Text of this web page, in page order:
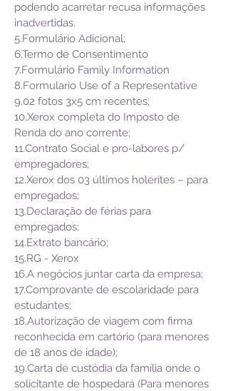
podendo acarretar recusa informações
inadvertidas.
5.Formulário Adicional;
6.Termo de Consentimento
7.Formulário Family Information
8.Formulario Use of a Representative
9.02 fotos 3x5 cm recentes;
10.Xerox completa do Imposto de
Renda do ano corrente;
11.Contrato Social e pro-labores p/
empregadores;
12.Xerox dos 03 últimos holerites – para
empregados;
13.Declaração de férias para
empregados;
14.Extrato bancário;
15.RG - Xerox
16.A negócios juntar carta da empresa;
17.Comprovante de escolaridade para
estudantes;
18.Autorização de viagem com firma
reconhecida em cartório (para menores
de 18 anos de idade);
19.Carta de custódia da família onde o
solicitante de hospedará (Para menores